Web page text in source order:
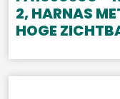
2, HARNAS
HOGE